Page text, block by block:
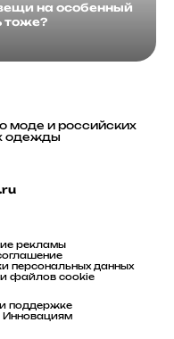
на особенный
тоже?
моде и российских
одежды
рекламы
персональных данных
файлов cookie
поддержке